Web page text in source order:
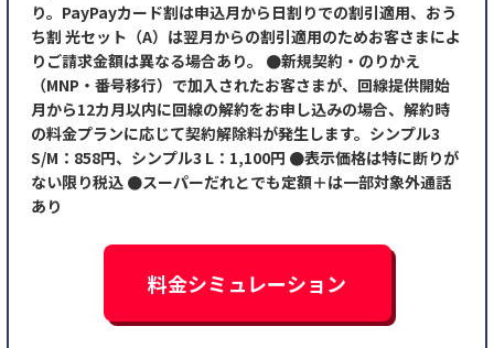
り。PayPayカード割は申込月から日割りでの割引適用、おう
ち割 光セット（A）は翌月からの割引適用のためお客さまによ
りご請求金額は異なる場合あり。 ●新規契約・のりかえ
（MNP・番号移行）で加入されたお客さまが、回線提供開始
月から12カ月以内に回線の解約をお申し込みの場合、解約時
の料金プランに応じて契約解除料が発生します。シンプル3
S/M：858円、シンプル3 L：1,100円 ●表示価格は特に断りが
ない限り税込 ●スーパーだれとでも定額＋は一部対象外通話
あり
料金シミュレーション